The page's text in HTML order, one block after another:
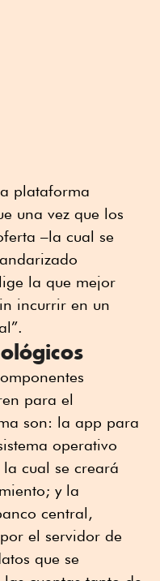
plataforma
una vez que los
–la cual se
la que mejor
incurrir en un
para el
son: la app para
operativo
cual se creará
y la
central,
el servidor de
que se